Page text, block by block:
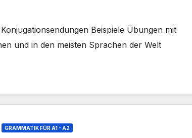
Beispiele Übungen mit
und in den meisten Sprachen der Welt
GRAMMATIK FÜR A1 - A2